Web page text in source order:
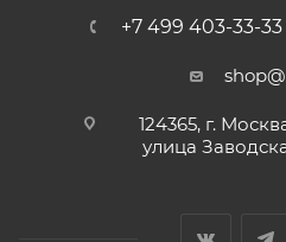
+7 499 403-33-33
124365, г.
улица